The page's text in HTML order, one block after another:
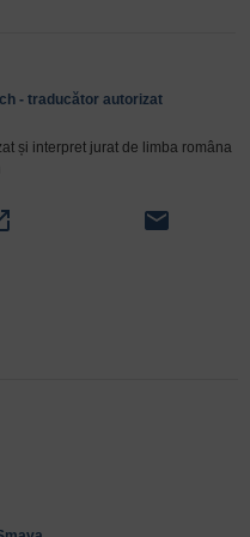
- traducător autorizat
și interpret jurat de limba româna
email